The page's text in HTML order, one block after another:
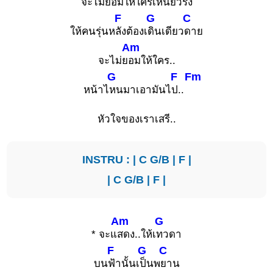
ให้คนรุ่นห
F
ลังต้องเ
G
ดินเดียว
C
ดาย
จะไม่ย
Am
อมให้ใคร..
หน้าไ
G
หนมาเอามันไ
F
ป..
Fm
หัวใจของเราเสรี..
INSTRU : | C G/B| F|
| C G/B | F |
* จะแ
Am
สดง..ให้เ
G
ทวดา
บน
F
ฟ้านั้นเ
G
ป็นพ
C
ยาน